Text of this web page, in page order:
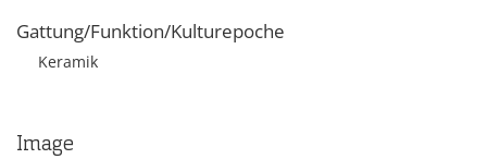
Gattung/Funktion/Kulturepoche
Keramik
Image